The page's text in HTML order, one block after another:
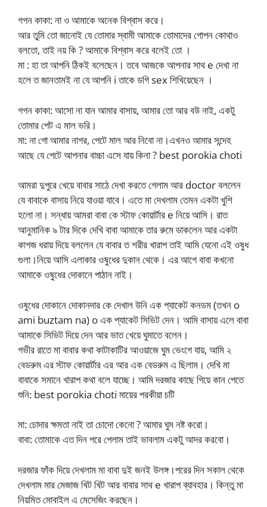
গগন কাকা: না ও আমাকে অনেক বিশ্বাস করে।
আর তুমি তো জানোই যে তোমার স্বামী আমাকে তোমাদের গোপন কোথাও
বলতো, তাই নয় কি ? আমাকে বিশ্বাস করে বলেই তো ।
মা : হা তা আপনি ঠিকই বলেছেন। তবে আজকে আপনার সাথ e দেখা না
হলে ত জানতামই না যে আপনি i তাকে ডগি sex শিখিয়েছেন ।
গগন কাকা: আসো না যান আমার বাসায়, আমার তো আর বউ নাই, একটু
তোমার পেট এ মাল ভরি।
মা: না গো আমার নাগর, পেটে মাল আর নিবো না।এখনও আমার সন্দেহ
আছে যে পেটে আপনার বাচ্চা এসে যায় কিনা ? best porokia choti
আমরা দুপুরে খেয়ে বাবার সাঠে দেখা করতে গেলাম আর doctor বললেন
যে বাবাকে বাসায় নিয়ে যাওয়া যাবে। এতে মা দেখলাম তেমন একটা খুশি
হলো না। সন্ধায় আমরা বাবা কে স্টাফ কোয়ার্টার e নিয়ে আসি। রাত
আনুমানিক ৯ টার দিকে দেখি বাবা আমাকে তার রুমে ডাকলেন আর একটা
কাগজ ধরায় দিয়ে বললেন যে বাবার ত শরীর খারাপ তাই আমি যেনো এই ওষুধ
গুলা।নিয়ে আসি এলাকার ওষুধের দুকান থেকে। এর আগে বাবা কখনো
আমাকে ওষুধের দোকানে পাঠান নাই।
ওষুধের দোকানে দোকানদার কে দেখাল উনি এক প্যাকেট কনডম (তখন o
ami buztam na) o এক প্যাকেট সিভিট দেন। আমি বাসায় এলে বাবা
আমাকে সিভিট দিয়ে দেন আর ভাত খেয়ে ঘুমাতে বলেন।
গভীর রাতে মা বাবার কথা কাটাকাটির আওয়াজে ঘুম ভেংগে যায়, আমি ২
বেডরুম এর স্টাফ কোয়ার্টার এর আর এক বেডরুম এ ছিলাম। দেখি মা
বাবাকে সমানে খারাপ কথা বলে যাচ্ছে। আমি দরজার কাছে গিয়ে কান পেতে
শুনি: best porokia choti মায়ের পরকীয়া চটি
মা: চোদার ক্ষমতা নাই তা চোদো কেনো ? আমার ঘুম নষ্ট করো।
বাবা: তোমাকে এত দিন পরে পেলাম তাই ভাবলাম একটু আদর করবো।
দরজার ফাঁক দিয়ে দেখলাম মা বাবা দুই জনই উলঙ্গ।পরের দিন সকাল থেকে
দেখলাম মার মেজাজ খিট খিট আর বাবার সাথ e খারাপ ব্যাবহার। কিন্তু মা
নিয়মিত মোবাইল এ মেসেজিং করছেন।